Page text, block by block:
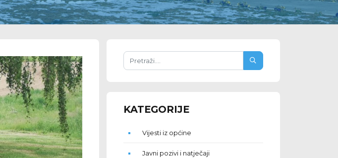
KATEGORIJE
Vijesti iz općine
Javni pozivi i natječaji